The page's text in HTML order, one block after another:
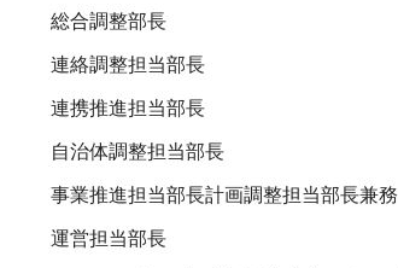
総合調整部長
連絡調整担当部長
連携推進担当部長
自治体調整担当部長
事業推進担当部長計画調整担当部長兼務
運営担当部長